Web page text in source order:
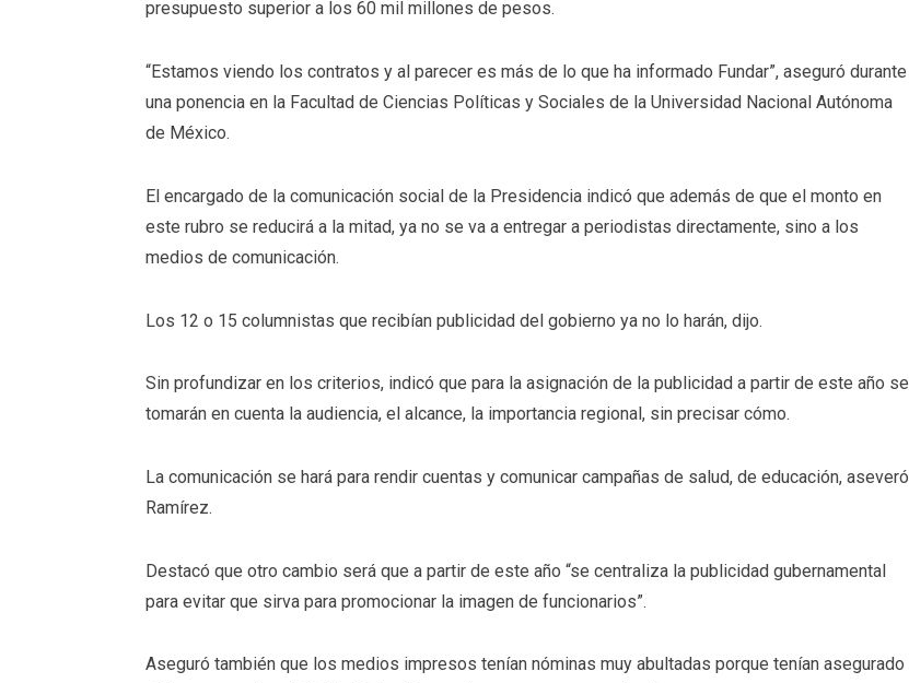
presupuesto superior a los 60 mil millones de pesos.
“Estamos viendo los contratos y al parecer es más de lo que ha informado Fundar”, aseguró durante
una ponencia en la Facultad de Ciencias Políticas y Sociales de la Universidad Nacional Autónoma
de México.
El encargado de la comunicación social de la Presidencia indicó que además de que el monto en
este rubro se reducirá a la mitad, ya no se va a entregar a periodistas directamente, sino a los
medios de comunicación.
Los 12 o 15 columnistas que recibían publicidad del gobierno ya no lo harán, dijo.
Sin profundizar en los criterios, indicó que para la asignación de la publicidad a partir de este año se
tomarán en cuenta la audiencia, el alcance, la importancia regional, sin precisar cómo.
La comunicación se hará para rendir cuentas y comunicar campañas de salud, de educación, aseveró
Ramírez.
Destacó que otro cambio será que a partir de este año “se centraliza la publicidad gubernamental
para evitar que sirva para promocionar la imagen de funcionarios”.
Aseguró también que los medios impresos tenían nóminas muy abultadas porque tenían asegurado